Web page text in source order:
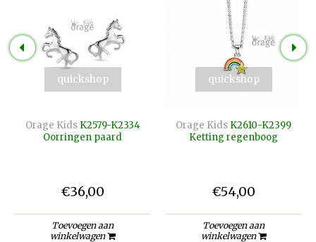
quickshop
Orage Kids K2579-K2334
Oorringen paard
€36,00
Toevoegen aan
winkelwagen
quickshop
Orage Kids K2610-K2399
Ketting regenboog
€54,00
Toevoegen aan
winkelwagen